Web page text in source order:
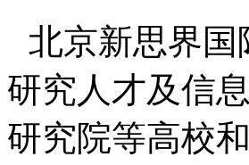
北京新思界
研究人才及信
研究院等高校